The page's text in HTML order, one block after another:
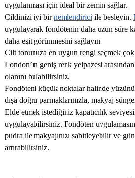
uygulanması için ideal bir zemin sağlar.
Cildinizi iyi bir nemlendirici ile besleyin.
uygulayarak fondötenin daha uzun süre
daha eşit görünmesini sağlayın.
Cilt tonunuza en uygun rengi seçmek
London’ın geniş renk yelpazesi
olanını bulabilirsiniz.
Fondöteni küçük noktalar halinde
dışa doğru parmaklarınızla, makyaj
Elde etmek istediğiniz kapatıcılık
uygulayabilirsiniz. Fondöten
pudra ile makyajınızı sabitleyebilir ve gün
artırabilirsiniz.